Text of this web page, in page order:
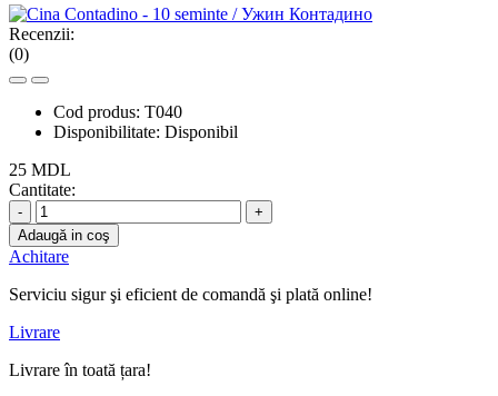
Recenzii:
(0)
Cod produs: T040
Disponibilitate: Disponibil
25 MDL
Cantitate:
-
+
Adaugă in coş
Achitare
Serviciu sigur şi eficient de comandă şi plată online!
Livrare
Livrare în toată țara!